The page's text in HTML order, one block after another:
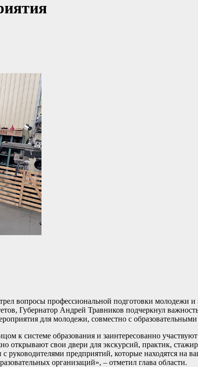
вопросы профессиональной подготовки молодежи и
Губернатор Андрей Травников подчеркнул
для молодежи, совместно с
к системе образования и заинтересованно
открывают свои двери для экскурсий, практик,
предприятий, которые находятся на
организаций», – отметил глава области.